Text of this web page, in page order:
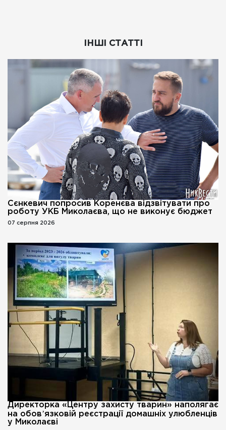
ІНШІ СТАТТІ
Сєнкевич попросив Коренєва відзвітувати про
роботу УКБ Миколаєва, що не виконує бюджет
07 серпня 2026
Директорка «Центру захисту тварин» наполягає
на обовʼязковій реєстрації домашніх улюбленців
у Миколаєві